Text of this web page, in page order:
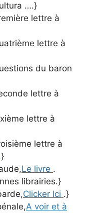
….}
lettre à
lettre à
du baron
lettre à
lettre à
lettre à
Le livre .
librairies.}
Clicker Ici .}
A voir et à